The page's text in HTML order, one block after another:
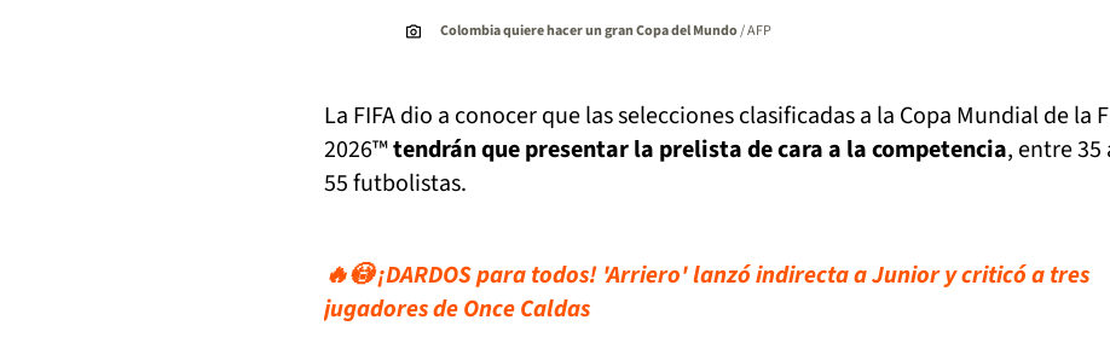
Colombia quiere hacer un gran Copa del Mundo/ AFP
La FIFA dio a conocer que las selecciones clasificadas a la Copa Mundial de la
2026™tendrán que presentar la prelista de cara a la competencia, entre 35
55 futbolistas.
🔥😳 ¡DARDOS para todos! 'Arriero' lanzó indirecta a Junior y criticó a tres
jugadores de Once Caldas